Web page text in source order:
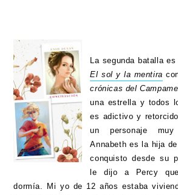
La segunda batalla
El sol y la mentira
crónicas del
una estrella y todos
es adictivo y
un personaje muy
Annabeth es la hija
conquisto desde su
le dijo a Percy que
dormía. Mi yo de 12 años estaba